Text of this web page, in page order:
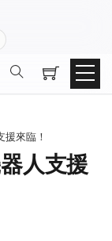
來臨！
人支援